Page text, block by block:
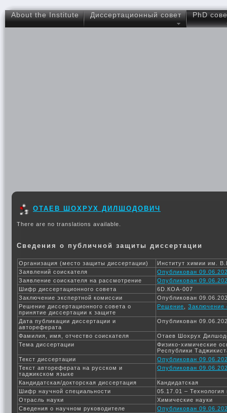
About the Institute Диссертационный совет PhD
ОТАЕВ ШОХРУХ ДИЛШОДОВИЧ
There are no translations available.
Сведения о публичной защиты диссертации
Организация (место защиты диссертации)
Институт химии им.
Заявлений соискателя
Опубликован
Заявление соискателя на рассмотрение
Опубликован
Шифр диссертационного совета
6D.КОА-007
Заключение экспертной комиссии
Опубликован
Решение диссертационного совета о
принятие диссертации к защите
Решение Заключение
Дата публикации диссертации и
автореферата
Опубликован
Фамилия, имя, отчество соискателя
Отаев Шохрух
Тема диссертации
Физико-химические
Республики
Текст диссертации
Опубликован
Текст автореферата на русском и
таджикском языке
Опубликован
Кандидатская/докторская диссертация
Кандидатская
Шифр научной специальности
05.17.01 – Технология
Отрасль науки
Химические науки
Сведения о научном руководителе
Опубликован